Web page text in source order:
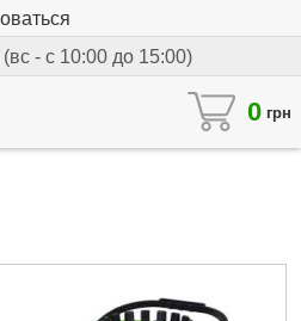
- с 10:00 до 15:00)
0 грн